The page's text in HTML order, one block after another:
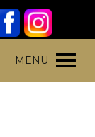
MENU